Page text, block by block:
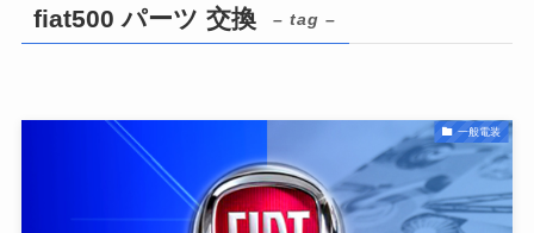
fiat500 パーツ 交換 – tag –
一般電装